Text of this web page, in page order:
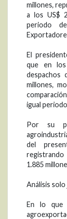
millones,
a los US$
periodo
El
que en
despachos
millones,
igual
Por su
del
registrando
1.885
Análisis solo
En lo que